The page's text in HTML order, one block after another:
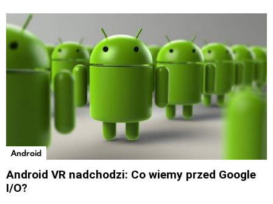
Android
Android VR nadchodzi: Co wiemy przed Google
I/O?